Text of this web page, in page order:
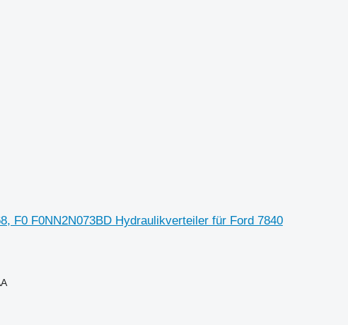
F0 F0NN2N073BD Hydraulikverteiler für Ford 7840